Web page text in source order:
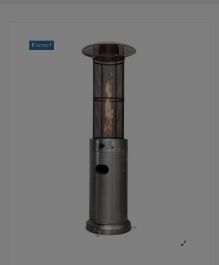
Promo !